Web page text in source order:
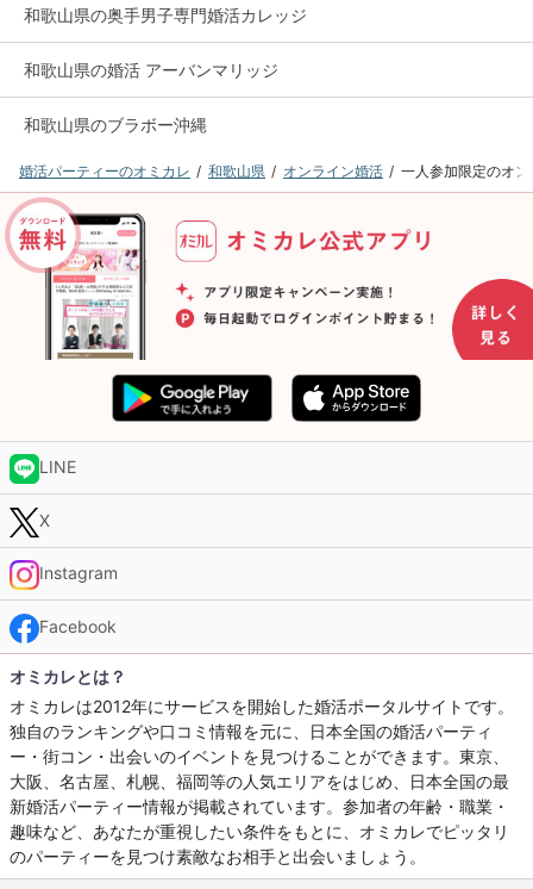
和歌山県の奥手男子専門婚活カレッジ
和歌山県の婚活 アーバンマリッジ
和歌山県のブラボー沖縄
婚活パーティーのオミカレ 和歌山県 オンライン婚活 一人参加限定のオ
LINE
X
Instagram
Facebook
オミカレとは？
オミカレは2012年にサービスを開始した婚活ポータルサイトです。
独自のランキングや口コミ情報を元に、日本全国の婚活パーティ
ー・街コン・出会いのイベントを見つけることができます。東京、
大阪、名古屋、札幌、福岡等の人気エリアをはじめ、日本全国の最
新婚活パーティー情報が掲載されています。参加者の年齢・職業・
趣味など、あなたが重視したい条件をもとに、オミカレでピッタリ
のパーティーを見つけ素敵なお相手と出会いましょう。